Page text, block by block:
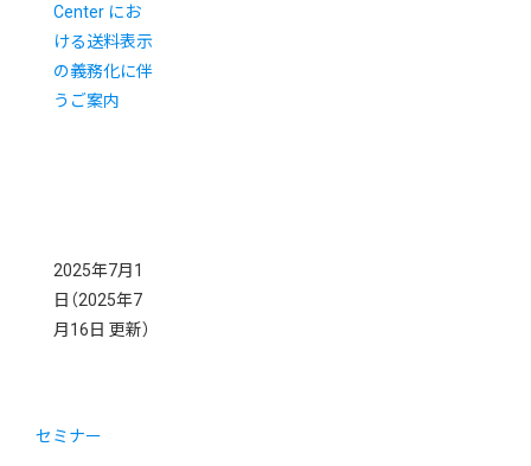
Center にお
ける送料表示
の義務化に伴
うご案内
2025年7月1
日 （2025年7
月16日 更新）
セミナー